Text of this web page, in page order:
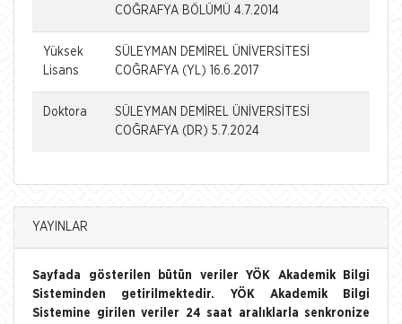
COĞRAFYA BÖLÜMÜ 4.7.2014
Yüksek
Lisans
SÜLEYMAN DEMİREL ÜNİVERSİTESİ
COĞRAFYA (YL) 16.6.2017
Doktora
SÜLEYMAN DEMİREL ÜNİVERSİTESİ
COĞRAFYA (DR) 5.7.2024
YAYINLAR
Sayfada gösterilen bütün veriler YÖK Akademik Bilgi
Sisteminden getirilmektedir. YÖK Akademik Bilgi
Sistemine girilen veriler 24 saat aralıklarla senkronize